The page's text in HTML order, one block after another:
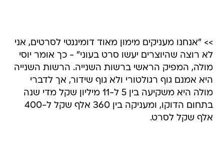
>> "אנחנו מעניקים מימון מאוד דומיננטי לסרטים, אני
לא רוצה שהיוצרים יעשו סרט בעוני" - כך אומר יוסי
מולה, המפיק הראשי ברשות השנייה. הרשות השנייה
היא אמנם גוף רגולטורי ולא גוף שידור, אך לדברי
מולה היא משקיעה בין 5 ל-11 מיליון שקל מדי שנה
בתחום הדוקו, ומעניקה בין 360 אלף שקל ל-400
אלף שקל לסרט.